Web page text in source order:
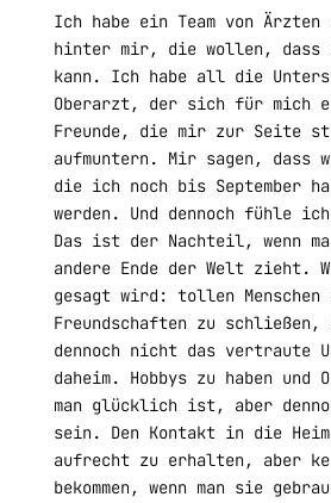
Ich habe ein Team von Ärzten
hinter mir, die wollen, dass
kann. Ich habe all die
Oberarzt, der sich für mich
Freunde, die mir zur Seite
aufmuntern. Mir sagen,
die ich noch bis September
werden. Und dennoch fühle
Das ist der Nachteil, wenn
andere Ende der Welt zieht.
gesagt wird: tollen Menschen
Freundschaften zu
dennoch nicht das vertraute
daheim. Hobbys zu haben und
man glücklich ist, aber
sein. Den Kontakt in die
aufrecht zu erhalten, aber
bekommen, wenn man sie